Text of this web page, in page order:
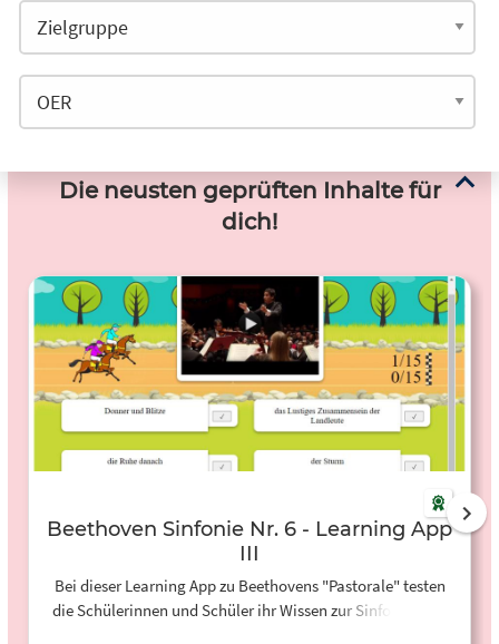
Die neusten geprüften Inhalte für
dich!
Beethoven Sinfonie Nr. 6 - Learning App
III
Bei dieser Learning App zu Beethovens "Pastorale" testen
die Schülerinnen und Schüler ihr Wissen zur Sinfonie Nr. 6